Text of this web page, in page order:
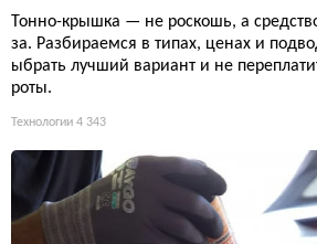
Тонно-крышка — не роскошь, а
за. Разбираемся в типах, ценах и
ыбрать лучший вариант и не
роты.
Технологии 4 343